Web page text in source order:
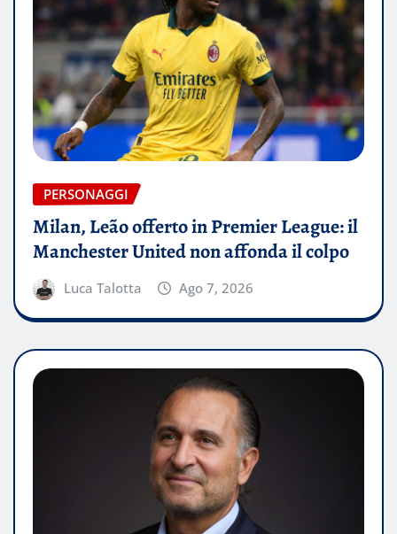
PERSONAGGI
Milan, Leão offerto in Premier League: il
Manchester United non affonda il colpo
Luca Talotta Ago 7, 2026